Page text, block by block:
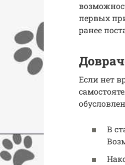
первых
ранее
Если нет
В